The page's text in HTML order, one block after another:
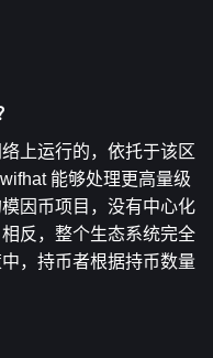
上运行的，依托于该区
能够处理更高量级
因币项目，没有中心化
反，整个生态系统完全
，持币者根据持币数量